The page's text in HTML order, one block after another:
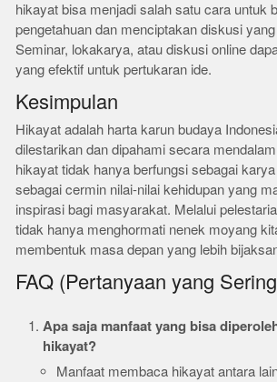
hikayat bisa menjadi salah satu cara untuk
pengetahuan dan menciptakan diskusi
Seminar, lokakarya, atau diskusi online
yang efektif untuk pertukaran ide.
Kesimpulan
Hikayat adalah harta karun budaya
dilestarikan dan dipahami secara
hikayat tidak hanya berfungsi sebagai
sebagai cermin nilai-nilai kehidupan yang
inspirasi bagi masyarakat. Melalui
tidak hanya menghormati nenek moyang
membentuk masa depan yang lebih
FAQ (Pertanyaan yang
Apa saja manfaat yang bisa
hikayat?
Manfaat membaca hikayat antara